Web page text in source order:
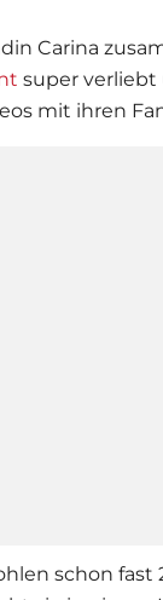
Carina
super
mit ihren
schon fast